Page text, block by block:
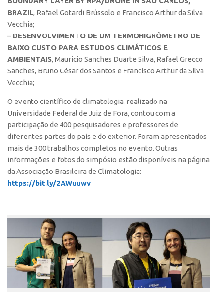
BRAZIL, Rafael Gotardi Brússolo e Francisco Arthur da Silva
Vecchia;
– DESENVOLVIMENTO DE UM TERMOHIGRÔMETRO DE
BAIXO CUSTO PARA ESTUDOS CLIMÁTICOS E
AMBIENTAIS, Mauricio Sanches Duarte Silva, Rafael Grecco
Sanches, Bruno César dos Santos e Francisco Arthur da Silva
Vecchia;
O evento científico de climatologia, realizado na
Universidade Federal de Juiz de Fora, contou com a
participação de 400 pesquisadores e professores de
diferentes partes do país e do exterior. Foram apresentados
mais de 300 trabalhos completos no evento. Outras
informações e fotos do simpósio estão disponíveis na página
da Associação Brasileira de Climatologia:
https://bit.ly/2AWuuwv